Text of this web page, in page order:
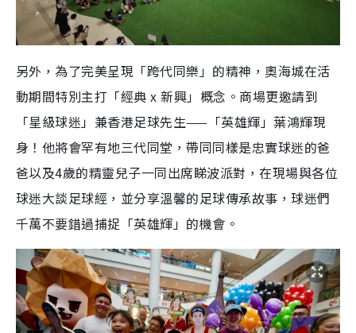
另外，為了完美呈現「跨代同樂」的精神，奧海城在活
動期間特別主打「經典 x 新興」概念。商場更邀請到
「星級球迷」兼香港足球先生——「英雄輝」葉鴻輝現
身！他將會罕有地三代同堂，帶同同樣是忠實球迷的爸
爸以及4歲的精靈兒子一同出席睇波派對，在現場與各位
球迷大談足球經，並分享溫馨的足球傳承故事，球迷們
千萬不要錯過捕捉「英雄輝」的機會。